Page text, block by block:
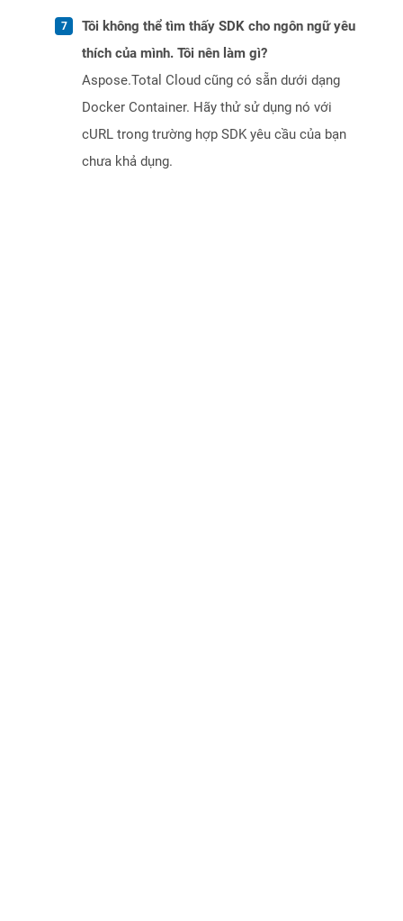
Tôi không thể tìm thấy SDK cho ngôn ngữ yêu
thích của mình. Tôi nên làm gì?
Aspose.Total Cloud cũng có sẵn dưới dạng
Docker Container. Hãy thử sử dụng nó với
cURL trong trường hợp SDK yêu cầu của bạn
chưa khả dụng.